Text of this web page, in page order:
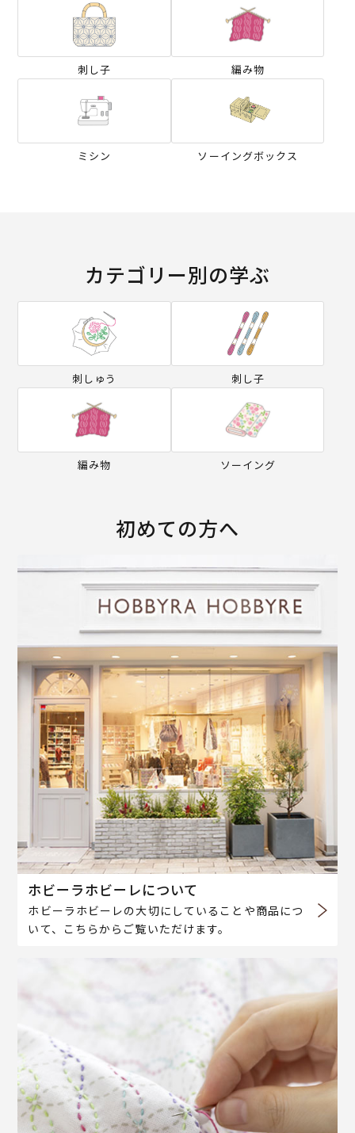
刺し子 編み物
ミシン ソーイングボックス
カテゴリー別の学ぶ
刺しゅう 刺し子
編み物 ソーイング
初めての方へ
ホビーラホビーレについて
ホビーラホビーレの大切にしていることや商品につ
いて、こちらからご覧いただけます。